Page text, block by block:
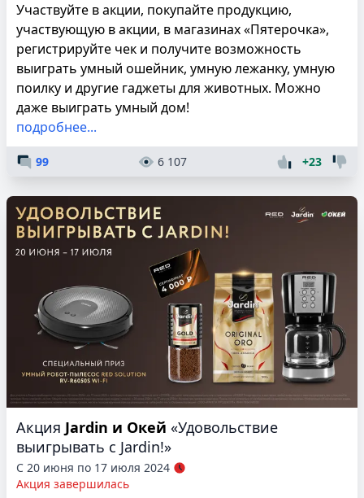
Участвуйте в акции, покупайте продукцию,
участвующую в акции, в магазинах «Пятерочка»,
регистрируйте чек и получите возможность
выиграть умный ошейник, умную лежанку, умную
поилку и другие гаджеты для животных. Можно
даже выиграть умный дом!
подробнее...
99 6 107 +23
Акция Jardin и Окей «Удовольствие
выигрывать с Jardin!»
С 20 июня по 17 июля 2024
Акция завершилась